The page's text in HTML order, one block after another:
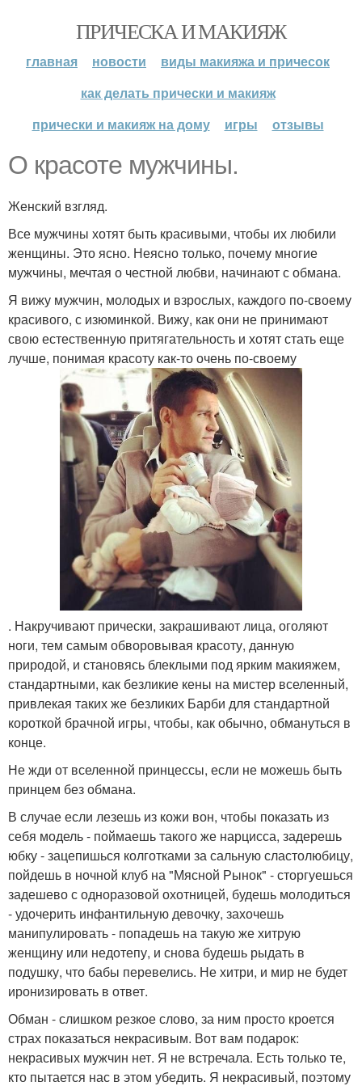
ПРИЧЕСКА И МАКИЯЖ
главная новости
виды макияжа и причесок
как делать прически и макияж
прически и макияж на дому
игры отзывы
О красоте мужчины.
Женский взгляд.
Все мужчины хотят быть красивыми, чтобы их любили
женщины. Это ясно. Неясно только, почему многие
мужчины, мечтая о честной любви, начинают с обмана.
Я вижу мужчин, молодых и взрослых, каждого по-своему
красивого, с изюминкой. Вижу, как они не принимают
свою естественную притягательность и хотят стать еще
лучше, понимая красоту как-то очень по-своему
. Накручивают прически, закрашивают лица, оголяют
ноги, тем самым обворовывая красоту, данную
природой, и становясь блеклыми под ярким макияжем,
стандартными, как безликие кены на мистер вселенный,
привлекая таких же безликих Барби для стандартной
короткой брачной игры, чтобы, как обычно, обмануться в
конце.
Не жди от вселенной принцессы, если не можешь быть
принцем без обмана.
В случае если лезешь из кожи вон, чтобы показать из
себя модель - поймаешь такого же нарцисса, задерешь
юбку - зацепишься колготками за сальную сластолюбицу,
пойдешь в ночной клуб на "Мясной Рынок" - сторгуешься
задешево с одноразовой охотницей, будешь молодиться
- удочерить инфантильную девочку, захочешь
манипулировать - попадешь на такую же хитрую
женщину или недотепу, и снова будешь рыдать в
подушку, что бабы перевелись. Не хитри, и мир не будет
иронизировать в ответ.
Обман - слишком резкое слово, за ним просто кроется
страх показаться некрасивым. Вот вам подарок:
некрасивых мужчин нет. Я не встречала. Есть только те,
кто пытается нас в этом убедить. Я некрасивый, поэтому